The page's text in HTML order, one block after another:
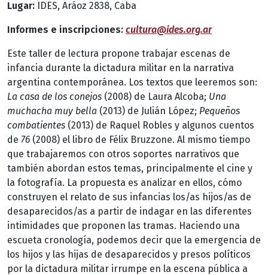
Lugar: IDES, Aráoz 2838, Caba
Informes e inscripciones: cultura@ides.org.ar
Este taller de lectura propone trabajar escenas de
infancia durante la dictadura militar en la narrativa
argentina contemporánea. Los textos que leeremos son:
La casa de los conejos (2008) de Laura Alcoba; Una
muchacha muy bella (2013) de Julián López; Pequeños
combatientes (2013) de Raquel Robles y algunos cuentos
de 76 (2008) el libro de Félix Bruzzone. Al mismo tiempo
que trabajaremos con otros soportes narrativos que
también abordan estos temas, principalmente el cine y
la fotografía. La propuesta es analizar en ellos, cómo
construyen el relato de sus infancias los/as hijos/as de
desaparecidos/as a partir de indagar en las diferentes
intimidades que proponen las tramas. Haciendo una
escueta cronología, podemos decir que la emergencia de
los hijos y las hijas de desaparecidos y presos políticos
por la dictadura militar irrumpe en la escena pública a